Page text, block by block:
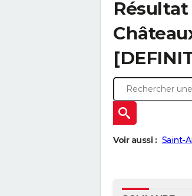
Voir aussi : Saint-